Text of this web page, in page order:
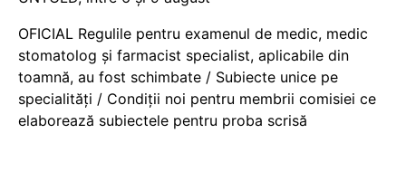
OFICIAL Regulile pentru examenul de medic, medic
stomatolog și farmacist specialist, aplicabile din
toamnă, au fost schimbate / Subiecte unice pe
specialități / Condiții noi pentru membrii comisiei ce
elaborează subiectele pentru proba scrisă